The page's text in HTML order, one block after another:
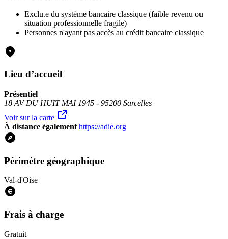
Exclu.e du système bancaire classique (faible revenu ou
situation professionnelle fragile)
Personnes n'ayant pas accès au crédit bancaire classique
Lieu d’accueil
Présentiel
18 AV DU HUIT MAI 1945 - 95200 Sarcelles
Voir sur la carte
À distance également https://adie.org
Périmètre géographique
Val-d'Oise
Frais à charge
Gratuit